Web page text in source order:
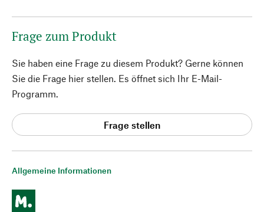
Allgemeine Informationen
Frage zum Produkt
Sie haben eine Frage zu diesem Produkt? Gerne können
Sie die Frage hier stellen. Es öffnet sich Ihr E-Mail-
Programm.
Frage stellen